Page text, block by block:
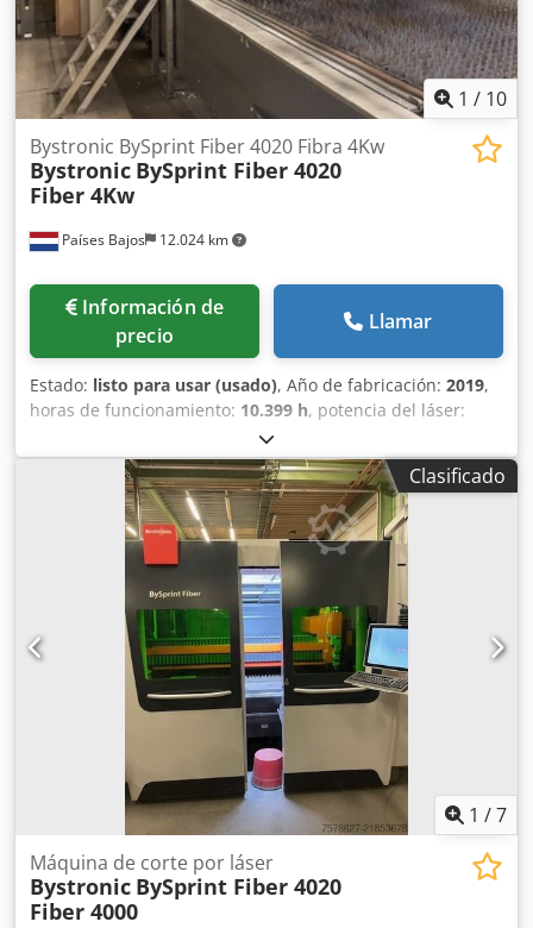
1 / 10
Países Bajos 12.024 km
Bystronic BySprint Fiber 4020 Fibra 4Kw
Bystronic BySprint Fiber 4020
Fiber 4Kw
Información de
precio
Llamar
Estado: listo para usar (usado), Año de fabricación: 2019,
horas de funcionamiento: 10.399 h, potencia del láser:
4.000 mm
Esta Bystronic BySprint Fiber 4020 Fiber 4Kw de 3 ejes se
fabricó en 2019. Cuenta con un tamaño máximo de hoja de
4000 x 2000 mm y un potente láser de 4000 vatios. Si está
buscando obtener capacidades de corte por láser de fibra
de alta calidad, considere la máquina Bystronic BySprint
Fiber 4020 Fiber 4Kw que tenemos a la venta. Contacte con
nosotros para más detalles. • La máquina tiene un nuevo
cabezal de corte (ca abril 2026) • Tamaño máx. de hoja:
4000 x 2000 mm Equipamiento adicional Codpjy A Inhofx
Ac Tjrf • ByLoader (incluido)
Clasificado
1 /7
Máquina de corte por láser
Bystronic BySprint Fiber 4020
Fiber 4000